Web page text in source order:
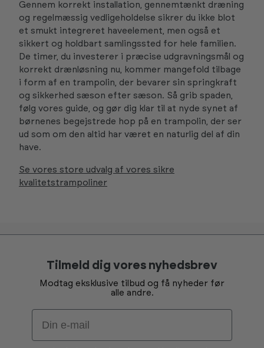
Gennem korrekt installation, gennemtænkt dræning
og regelmæssig vedligeholdelse sikrer du ikke blot
et smukt integreret haveelement, men også et
sikkert og holdbart samlingssted for hele familien.
De timer, du investerer i præcise udgravningsmål og
korrekt drænløsning nu, kommer mangefold tilbage
i form af en trampolin, der bevarer sin springkraft
og sikkerhed sæson efter sæson. Så grib spaden,
følg vores guide, og gør dig klar til at nyde synet af
børnenes begejstrede hop på en trampolin, der ser
ud som om den altid har været en naturlig del af din
have.
Se vores store udvalg af vores sikre
kvalitetstrampoliner
Tilmeld dig vores nyhedsbrev
Modtag eksklusive tilbud og få nyheder før
alle andre.
Email